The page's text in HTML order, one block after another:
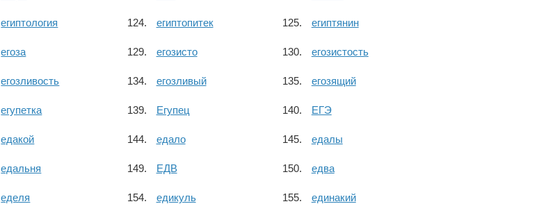
египтология египтопитек египтянин
егоза егозисто егозистость
егозливость егозливый егозящий
егупетка Егупец ЕГЭ
едакой едало едалы
едальня ЕДВ едва
еделя едикуль единакий